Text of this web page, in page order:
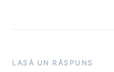
LASĂ UN RĂSPUNS